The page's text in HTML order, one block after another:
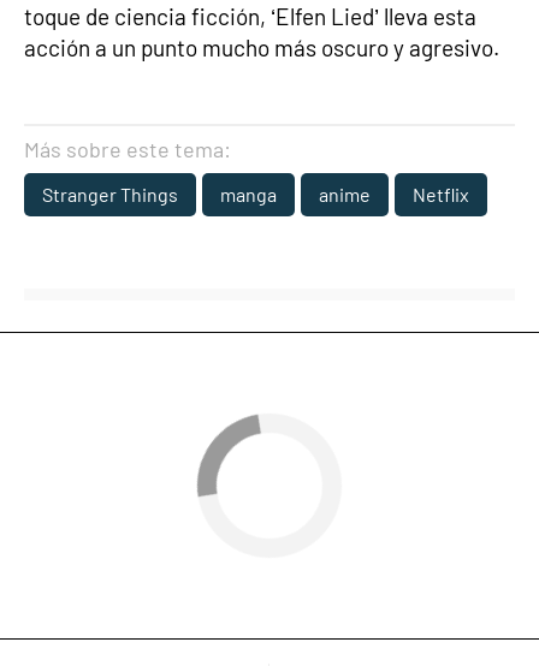
toque de ciencia ficción, ‘Elfen Lied’ lleva esta
acción a un punto mucho más oscuro y agresivo.
Más sobre este tema:
Stranger Things manga anime Netflix